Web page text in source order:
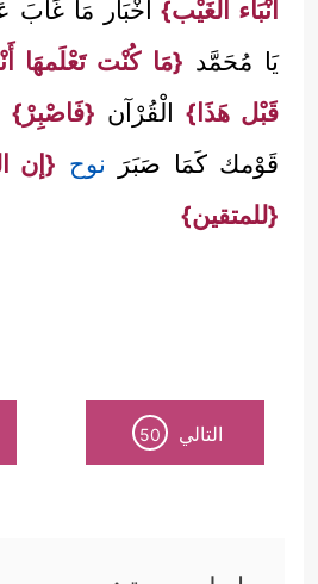
أَنْبَاء الْغَيْب}أَخْبَار مَا غَابَ
يَا مُحَمَّد {مَا كُنْت تَعْلَمهَا
قَبْل هَذَا} الْقُرْآن {فَاصْبِرْ}
قَوْمك كَمَا صَبَرَ نوح {إن
{للمتقين}
التالي 50